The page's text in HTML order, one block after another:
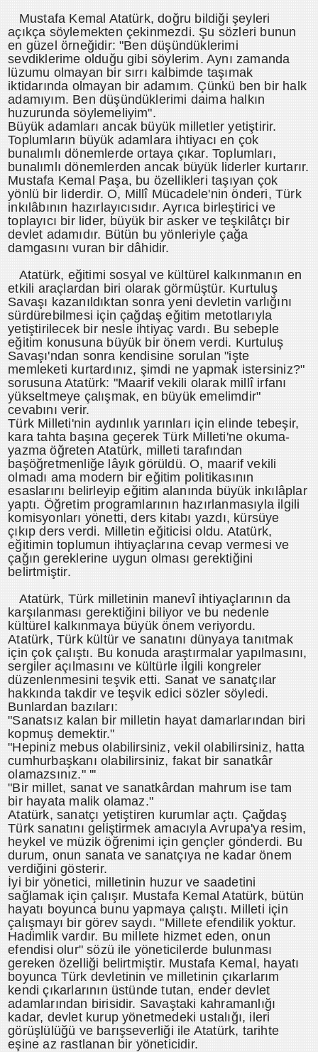
Mustafa Kemal Atatürk, doğru bildiği şeyleri
açıkça söylemekten çekinmezdi. Şu sözleri bunun
en güzel örneğidir: "Ben düşündüklerimi
sevdiklerime olduğu gibi söylerim. Aynı zamanda
lüzumu olmayan bir sırrı kalbimde taşımak
iktidarında olmayan bir adamım. Çünkü ben bir halk
adamıyım. Ben düşündüklerimi daima halkın
huzurunda söylemeliyim".
Büyük adamları ancak büyük milletler yetiştirir.
Toplumların büyük adamlara ihtiyacı en çok
bunalımlı dönemlerde ortaya çıkar. Toplumları,
bunalımlı dönemlerden ancak büyük liderler kurtarır.
Mustafa Kemal Paşa, bu özellikleri taşıyan çok
yönlü bir liderdir. O, Millî Mücadele'nin önderi, Türk
inkılâbının hazırlayıcısıdır. Ayrıca birleştirici ve
toplayıcı bir lider, büyük bir asker ve teşkilâtçı bir
devlet adamıdır. Bütün bu yönleriyle çağa
damgasını vuran bir dâhidir.
Atatürk, eğitimi sosyal ve kültürel kalkınmanın en
etkili araçlardan biri olarak görmüştür. Kurtuluş
Savaşı kazanıldıktan sonra yeni devletin varlığını
sürdürebilmesi için çağdaş eğitim metotlarıyla
yetiştirilecek bir nesle ihtiyaç vardı. Bu sebeple
eğitim konusuna büyük bir önem verdi. Kurtuluş
Savaşı'ndan sonra kendisine sorulan "işte
memleketi kurtardınız, şimdi ne yapmak istersiniz?"
sorusuna Atatürk: "Maarif vekili olarak millî irfanı
yükseltmeye çalışmak, en büyük emelimdir"
cevabını verir.
Türk Milleti'nin aydınlık yarınları için elinde tebeşir,
kara tahta başına geçerek Türk Milleti'ne okuma-
yazma öğreten Atatürk, milleti tarafından
başöğretmenliğe lâyık görüldü. O, maarif vekili
olmadı ama modern bir eğitim politikasının
esaslarını belirleyip eğitim alanında büyük inkılâplar
yaptı. Öğretim programlarının hazırlanmasıyla ilgili
komisyonları yönetti, ders kitabı yazdı, kürsüye
çıkıp ders verdi. Milletin eğiticisi oldu. Atatürk,
eğitimin toplumun ihtiyaçlarına cevap vermesi ve
çağın gereklerine uygun olması gerektiğini
belirtmiştir.
Atatürk, Türk milletinin manevî ihtiyaçlarının da
karşılanması gerektiğini biliyor ve bu nedenle
kültürel kalkınmaya büyük önem veriyordu.
Atatürk, Türk kültür ve sanatını dünyaya tanıtmak
için çok çalıştı. Bu konuda araştırmalar yapılmasını,
sergiler açılmasını ve kültürle ilgili kongreler
düzenlenmesini teşvik etti. Sanat ve sanatçılar
hakkında takdir ve teşvik edici sözler söyledi.
Bunlardan bazıları:
"Sanatsız kalan bir milletin hayat damarlarından biri
kopmuş demektir."
"Hepiniz mebus olabilirsiniz, vekil olabilirsiniz, hatta
cumhurbaşkanı olabilirsiniz, fakat bir sanatkâr
olamazsınız." '''
"Bir millet, sanat ve sanatkârdan mahrum ise tam
bir hayata malik olamaz."
Atatürk, sanatçı yetiştiren kurumlar açtı. Çağdaş
Türk sanatını geliştirmek amacıyla Avrupa'ya resim,
heykel ve müzik öğrenimi için gençler gönderdi. Bu
durum, onun sanata ve sanatçıya ne kadar önem
verdiğini gösterir.
İyi bir yönetici, milletinin huzur ve saadetini
sağlamak için çalışır. Mustafa Kemal Atatürk, bütün
hayatı boyunca bunu yapmaya çalıştı. Milleti için
çalışmayı bir görev saydı. "Millete efendilik yoktur.
Hadimlik vardır. Bu millete hizmet eden, onun
efendisi olur" sözü ile yöneticilerde bulunması
gereken özelliği belirtmiştir. Mustafa Kemal, hayatı
boyunca Türk devletinin ve milletinin çıkarlarım
kendi çıkarlarının üstünde tutan, ender devlet
adamlarından birisidir. Savaştaki kahramanlığı
kadar, devlet kurup yönetmedeki ustalığı, ileri
görüşlülüğü ve barışseverliği ile Atatürk, tarihte
eşine az rastlanan bir yöneticidir.